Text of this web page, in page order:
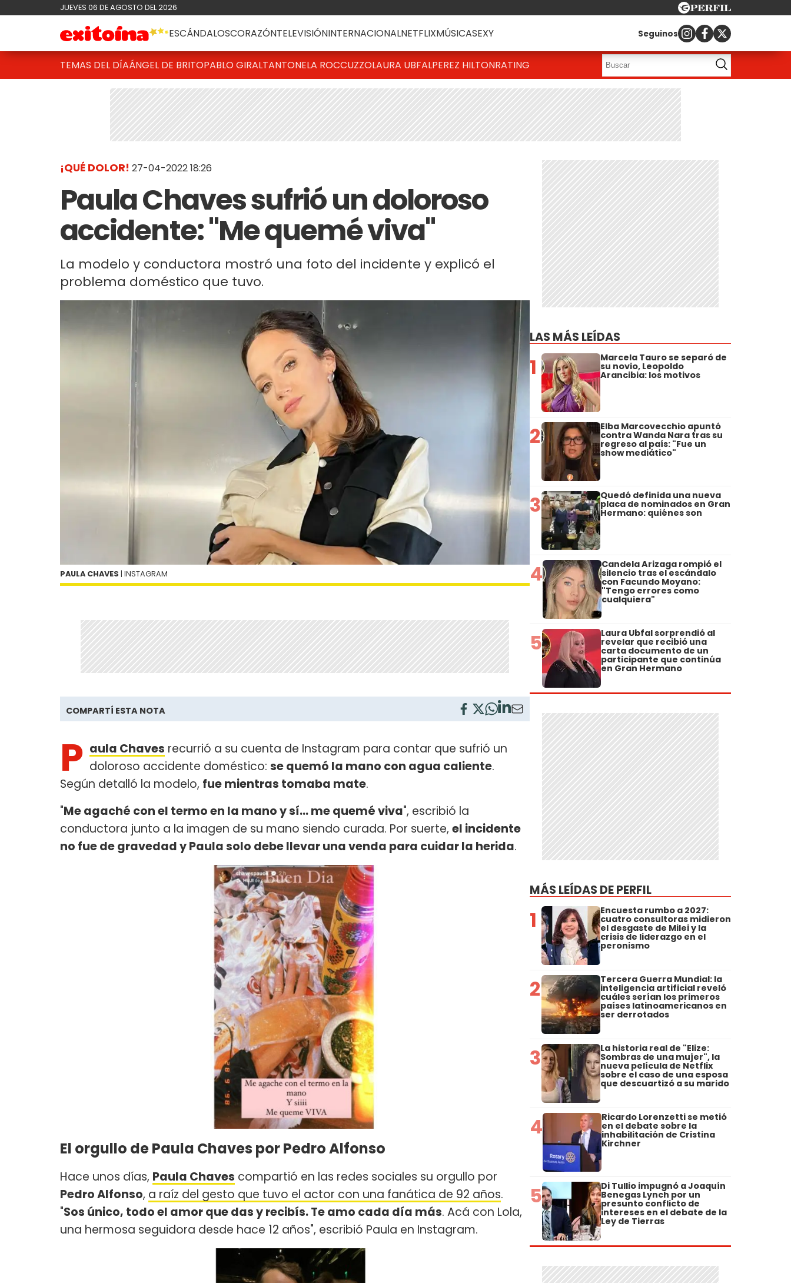
JUEVES 06 DE AGOSTO DEL 2026
ESCÁNDALOSCORAZÓNTELEVISIÓNINTERNACIONALNETFLIXMÚSICASEXY Seguinos
TEMAS DEL DÍAÁNGEL DE BRITOPABLO GIRALTANTONELA ROCCUZZOLAURA UBFALPEREZ HILTONRATING
¡QUÉ DOLOR! 27-04-2022 18:26
Paula Chaves sufrió un doloroso
accidente: "Me quemé viva"
La modelo y conductora mostró una foto del incidente y explicó el
problema doméstico que tuvo.
PAULA CHAVES | INSTAGRAM
COMPARTÍ ESTA NOTA
P aula Chaves recurrió a su cuenta de Instagram para contar que sufrió un
doloroso accidente doméstico: se quemó la mano con agua caliente.
Según detalló la modelo, fue mientras tomaba mate.
"Me agaché con el termo en la mano y sí... me quemé viva", escribió la
conductora junto a la imagen de su mano siendo curada. Por suerte, el incidente
no fue de gravedad y Paula solo debe llevar una venda para cuidar la herida.
El orgullo de Paula Chaves por Pedro Alfonso
Hace unos días, Paula Chaves compartió en las redes sociales su orgullo por
Pedro Alfonso, a raíz del gesto que tuvo el actor con una fanática de 92 años.
"Sos único, todo el amor que das y recibís. Te amo cada día más. Acá con Lola,
una hermosa seguidora desde hace 12 años", escribió Paula en Instagram.
LAS MÁS LEÍDAS
1 Marcela Tauro se separó de
su novio, Leopoldo
Arancibia: los motivos
2 Elba Marcovecchio apuntó
contra Wanda Nara tras su
regreso al país: "Fue un
show mediático"
3 Quedó definida una nueva
placa de nominados en Gran
Hermano: quiénes son
4 Candela Arizaga rompió el
silencio tras el escándalo
con Facundo Moyano:
"Tengo errores como
cualquiera"
5 Laura Ubfal sorprendió al
revelar que recibió una
carta documento de un
participante que continúa
en Gran Hermano
MÁS LEÍDAS DE PERFIL
1 Encuesta rumbo a 2027:
cuatro consultoras midieron
el desgaste de Milei y la
crisis de liderazgo en el
peronismo
2 Tercera Guerra Mundial: la
inteligencia artificial reveló
cuáles serían los primeros
países latinoamericanos en
ser derrotados
3 La historia real de "Elize:
Sombras de una mujer", la
nueva película de Netflix
sobre el caso de una esposa
que descuartizó a su marido
4 Ricardo Lorenzetti se metió
en el debate sobre la
inhabilitación de Cristina
Kirchner
5 Di Tullio impugnó a Joaquín
Benegas Lynch por un
presunto conflicto de
intereses en el debate de la
Ley de Tierras